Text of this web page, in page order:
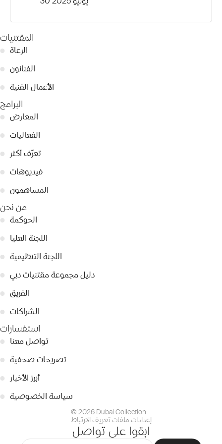
المقتنيات
● الرعاة
● الفنانون
● الأعمال الفنية
البرامج
● المعارض
● الفعاليات
●
تعرّف أكثر
● فيديوهات
● المساهمون
من نحن
● الحوكمة
● اللجنة العليا
● اللجنة التنظيمية
● دليل مجموعة مقتنيات دبي
● الفريق
● الشراكات
استفسارات
● تواصل معنا
● تصريحات صحفية
●
أبرز الأخبار
● سياسة الخصوصية
© 2026 Dubai Collection
إعدادات ملفات تعريف الارتباط
ابقوا على تواصل